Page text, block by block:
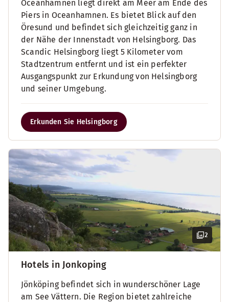
Oceanhamnen liegt direkt am Meer am Ende des
Piers in Oceanhamnen. Es bietet Blick auf den
Öresund und befindet sich gleichzeitig ganz in
der Nähe der Innenstadt von Helsingborg. Das
Scandic Helsingborg liegt 5 Kilometer vom
Stadtzentrum entfernt und ist ein perfekter
Ausgangspunkt zur Erkundung von Helsingborg
und seiner Umgebung.
Erkunden Sie Helsingborg
2
Hotels in Jonkoping
Jönköping befindet sich in wunderschöner Lage
am See Vättern. Die Region bietet zahlreiche